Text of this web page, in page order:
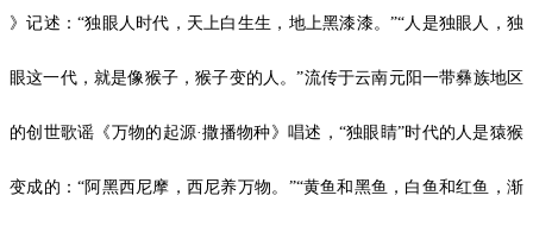
》记述：“独眼人时代，天上白生生，地上黑漆漆。”“人是独眼人，独
眼这一代，就是像猴子，猴子变的人。”流传于云南元阳一带彝族地区
的创世歌谣《万物的起源·撒播物种》唱述，“独眼睛”时代的人是猿猴
变成的：“阿黑西尼摩，西尼养万物。”“黄鱼和黑鱼，白鱼和红鱼，渐